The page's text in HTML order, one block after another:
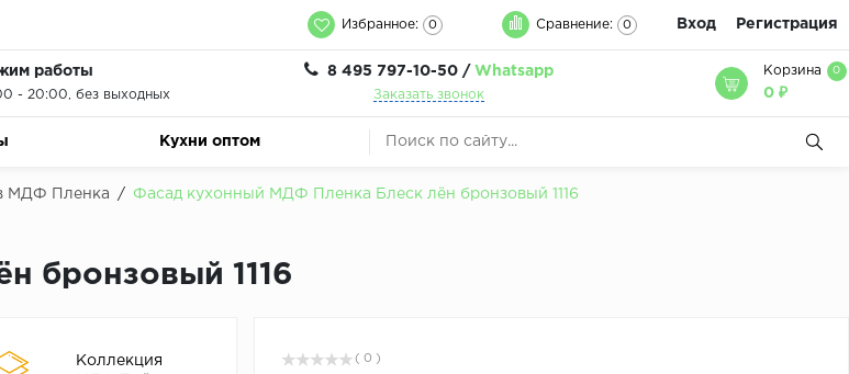
Избранное: 0 Сравнение: 0 Вход Регистрация
работы
- 20:00, без выходных
8 495 797-10-50 / Whatsapp
Заказать звонок
Корзина 0
0 ₽
Кухни оптом
МДФ Пленка / Фасад кухонный МДФ Пленка Блеск лён бронзовый 1116
бронзовый 1116
Коллекция
( 0 )